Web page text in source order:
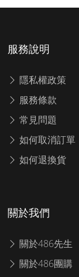
服務說明
隱私權政策
服務條款
常見問題
如何取消訂單
如何退換貨
關於我們
關於486先生
關於486團購